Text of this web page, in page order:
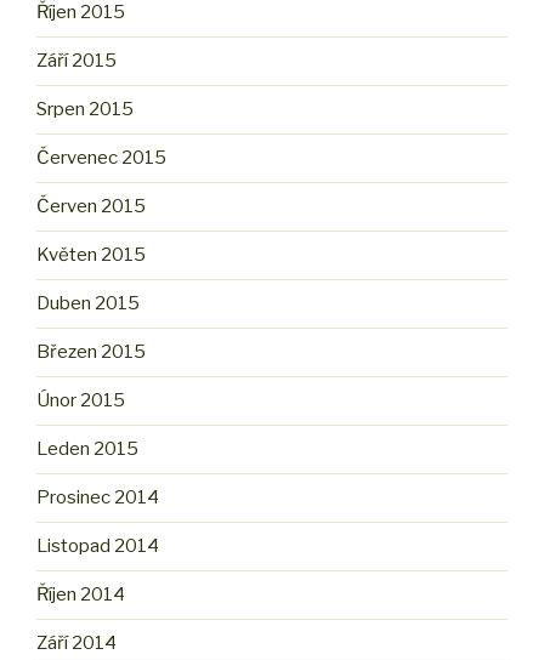
Říjen 2015
Září 2015
Srpen 2015
Červenec 2015
Červen 2015
Květen 2015
Duben 2015
Březen 2015
Únor 2015
Leden 2015
Prosinec 2014
Listopad 2014
Říjen 2014
Září 2014